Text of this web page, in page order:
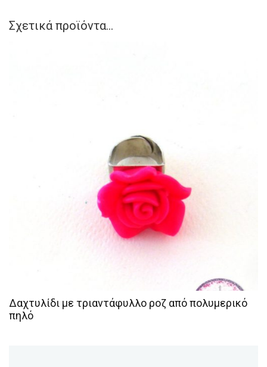
Σχετικά προϊόντα...
Δαχτυλίδι με τριαντάφυλλο ροζ από πολυμερικό
πηλό